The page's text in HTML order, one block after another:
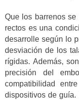
Que los barrenos se
rectos es una
desarrolle según lo
desviación de los
rígidas. Además,
precisión del
compatibilidad
dispositivos de guía.